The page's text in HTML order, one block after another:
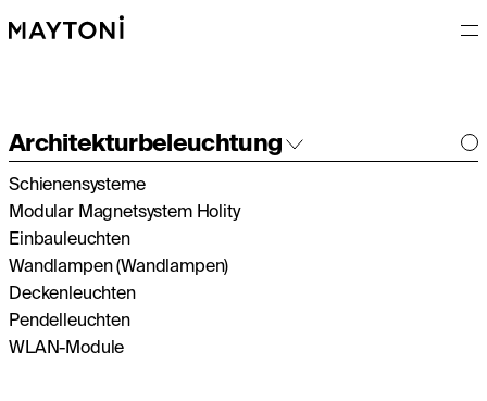
Architekturbeleuchtung
Innenleuchten
Außenleuchten
Schienensysteme
Modular Magnetsystem Holity
Einbauleuchten
Wandlampen (Wandlampen)
Deckenleuchten
Pendelleuchten
WLAN-Module